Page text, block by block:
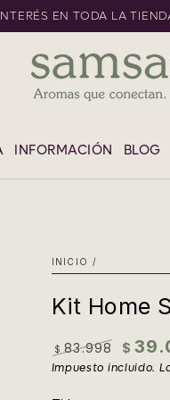
EN TODA LA
INFORMACIÓN BLOG
INICIO /
Kit Home
Precio
$ 83.998
Precio
$
Impuesto incluido.